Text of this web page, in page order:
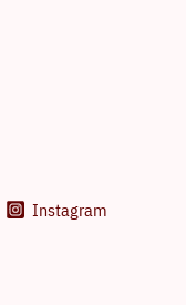
Instagram